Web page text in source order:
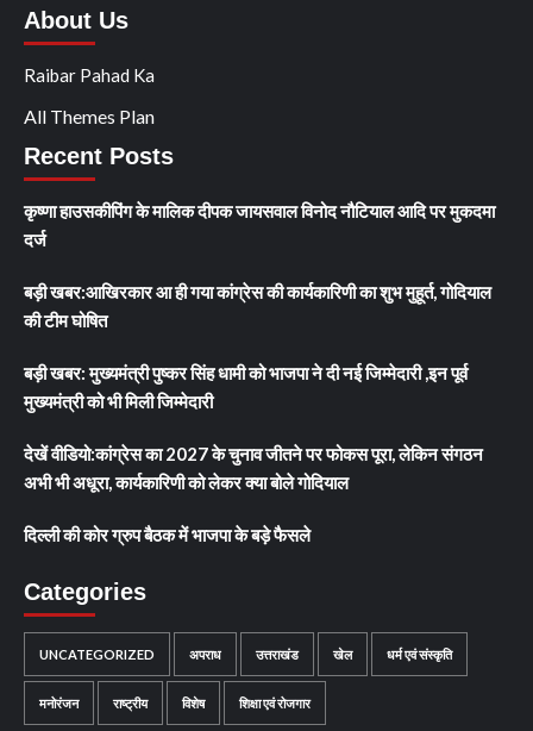
About Us
Raibar Pahad Ka
All Themes Plan
Recent Posts
कृष्णा हाउसकीपिंग के मालिक दीपक जायसवाल विनोद नौटियाल आदि पर मुकदमा
दर्ज
बड़ी खबर:आखिरकार आ ही गया कांग्रेस की कार्यकारिणी का शुभ मुहूर्त, गोदियाल
की टीम घोषित
बड़ी खबर: मुख्यमंत्री पुष्कर सिंह धामी को भाजपा ने दी नई जिम्मेदारी ,इन पूर्व
मुख्यमंत्री को भी मिली जिम्मेदारी
देखें वीडियो:कांग्रेस का 2027 के चुनाव जीतने पर फोकस पूरा, लेकिन संगठन
अभी भी अधूरा, कार्यकारिणी को लेकर क्या बोले गोदियाल
दिल्ली की कोर ग्रुप बैठक में भाजपा के बड़े फैसले
Categories
UNCATEGORIZED अपराध उत्तराखंड खेल धर्म एवं संस्कृति
मनोरंजन राष्ट्रीय विशेष शिक्षा एवं रोजगार